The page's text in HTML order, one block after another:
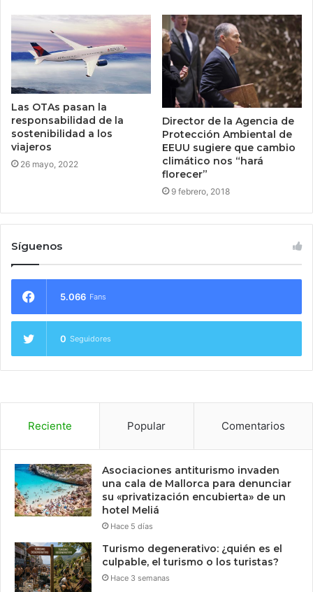
Las OTAs pasan la
responsabilidad de la
sostenibilidad a los
viajeros
26 mayo, 2022
Director de la Agencia de
Protección Ambiental de
EEUU sugiere que cambio
climático nos “hará
florecer”
9 febrero, 2018
Síguenos
5.066 Fans
0 Seguidores
Reciente Popular Comentarios
Asociaciones antiturismo invaden
una cala de Mallorca para denunciar
su «privatización encubierta» de un
hotel Meliá
Hace 5 días
Turismo degenerativo: ¿quién es el
culpable, el turismo o los turistas?
Hace 3 semanas